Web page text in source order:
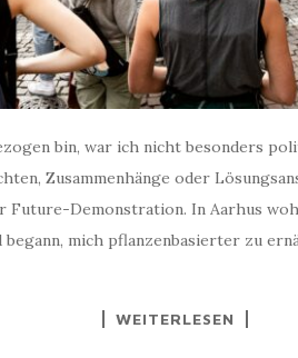
bin, war ich nicht besonders
Zusammenhänge oder
Future-Demonstration. In Aarhus
begann, mich pflanzenbasierter zu
WEITERLESEN